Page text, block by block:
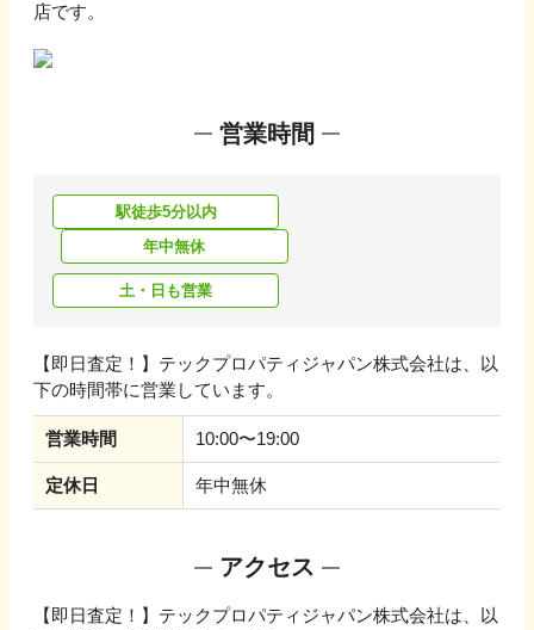
店です。
営業時間
駅徒歩5分以内
年中無休
土・日も営業
【即日査定！】テックプロパティジャパン株式会社は、以
下の時間帯に営業しています。
営業時間 10:00〜19:00
定休日 年中無休
アクセス
【即日査定！】テックプロパティジャパン株式会社は、以